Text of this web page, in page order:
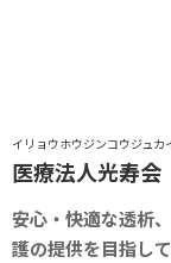
イリョウホウジンコウジュカ
医療法人光寿会
安心・快適な透析
護の提供を目指して